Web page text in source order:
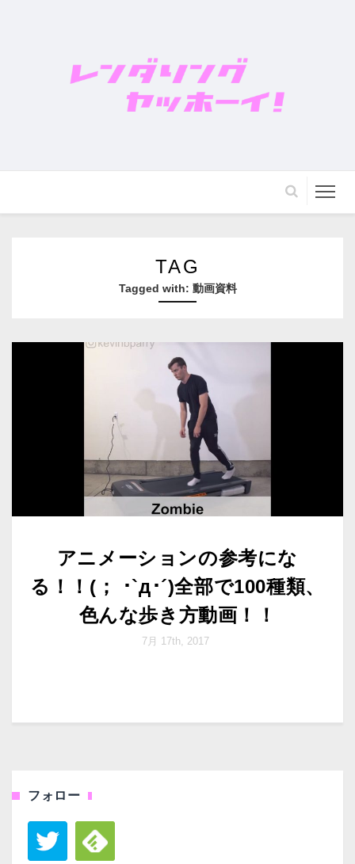
TAG
Tagged with: 動画資料
アニメーションの参考にな
る！！(； ･`д･´)全部で100種類、
色んな歩き方動画！！
7月 17th, 2017
フォロー